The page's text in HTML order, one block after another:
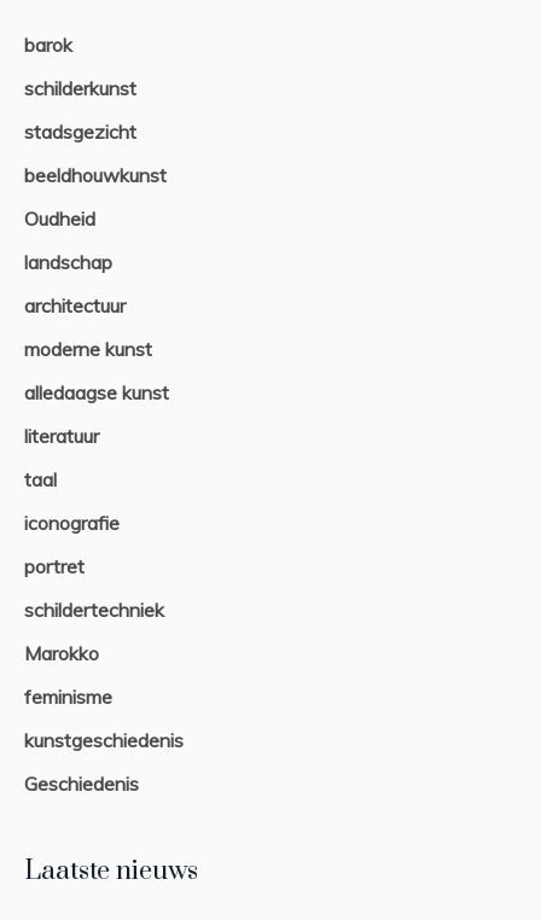
barok
schilderkunst
stadsgezicht
beeldhouwkunst
Oudheid
landschap
architectuur
moderne kunst
alledaagse kunst
literatuur
taal
iconografie
portret
schildertechniek
Marokko
feminisme
kunstgeschiedenis
Geschiedenis
Laatste nieuws